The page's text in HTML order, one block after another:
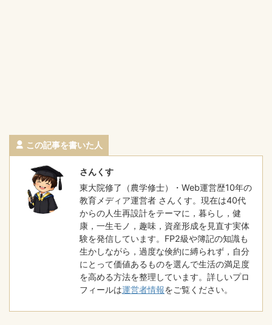
この記事を書いた人
さんくす
東大院修了（農学修士）・Web運営歴10年の
教育メディア運営者 さんくす。現在は40代
からの人生再設計をテーマに，暮らし，健
康，一生モノ，趣味，資産形成を見直す実体
験を発信しています。FP2級や簿記の知識も
生かしながら，過度な倹約に縛られず，自分
にとって価値あるものを選んで生活の満足度
を高める方法を整理しています。詳しいプロ
フィールは運営者情報をご覧ください。